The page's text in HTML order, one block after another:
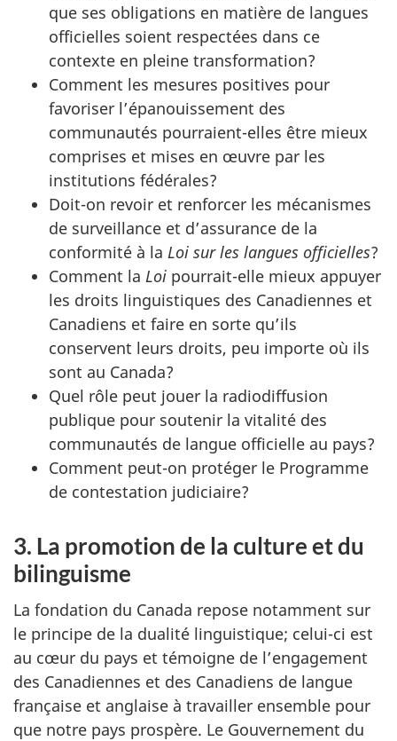
que ses obligations en matière de langues
officielles soient respectées dans ce
contexte en pleine transformation?
Comment les mesures positives pour
favoriser l’épanouissement des
communautés pourraient-elles être mieux
comprises et mises en œuvre par les
institutions fédérales?
Doit-on revoir et renforcer les mécanismes
de surveillance et d’assurance de la
conformité à la Loi sur les langues officielles?
Comment la Loi pourrait-elle mieux appuyer
les droits linguistiques des Canadiennes et
Canadiens et faire en sorte qu’ils
conservent leurs droits, peu importe où ils
sont au Canada?
Quel rôle peut jouer la radiodiffusion
publique pour soutenir la vitalité des
communautés de langue officielle au pays?
Comment peut-on protéger le Programme
de contestation judiciaire?
3. La promotion de la culture et du
bilinguisme
La fondation du Canada repose notamment sur
le principe de la dualité linguistique; celui-ci est
au cœur du pays et témoigne de l’engagement
des Canadiennes et des Canadiens de langue
française et anglaise à travailler ensemble pour
que notre pays prospère. Le Gouvernement du